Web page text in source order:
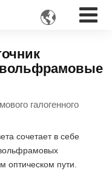

вольфрамовые
галогенного
сочетает в себе
оптическом пути.